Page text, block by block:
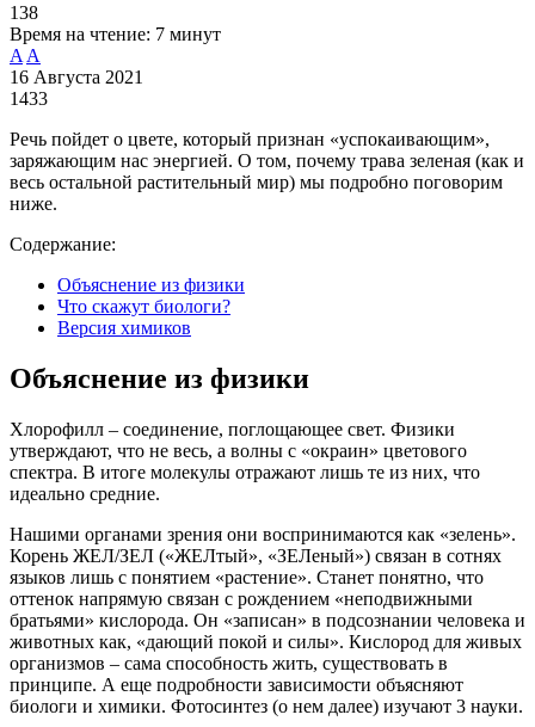
138
Время на чтение: 7 минут
A A
16 Августа 2021
1433
Речь пойдет о цвете, который признан «успокаивающим»,
заряжающим нас энергией. О том, почему трава зеленая (как и
весь остальной растительный мир) мы подробно поговорим
ниже.
Содержание:
Объяснение из физики
Что скажут биологи?
Версия химиков
Объяснение из физики
Хлорофилл – соединение, поглощающее свет. Физики
утверждают, что не весь, а волны с «окраин» цветового
спектра. В итоге молекулы отражают лишь те из них, что
идеально средние.
Нашими органами зрения они воспринимаются как «зелень».
Корень ЖЕЛ/ЗЕЛ («ЖЕЛтый», «ЗЕЛеный») связан в сотнях
языков лишь с понятием «растение». Станет понятно, что
оттенок напрямую связан с рождением «неподвижными
братьями» кислорода. Он «записан» в подсознании человека и
животных как, «дающий покой и силы». Кислород для живых
организмов – сама способность жить, существовать в
принципе. А еще подробности зависимости объясняют
биологи и химики. Фотосинтез (о нем далее) изучают 3 науки.